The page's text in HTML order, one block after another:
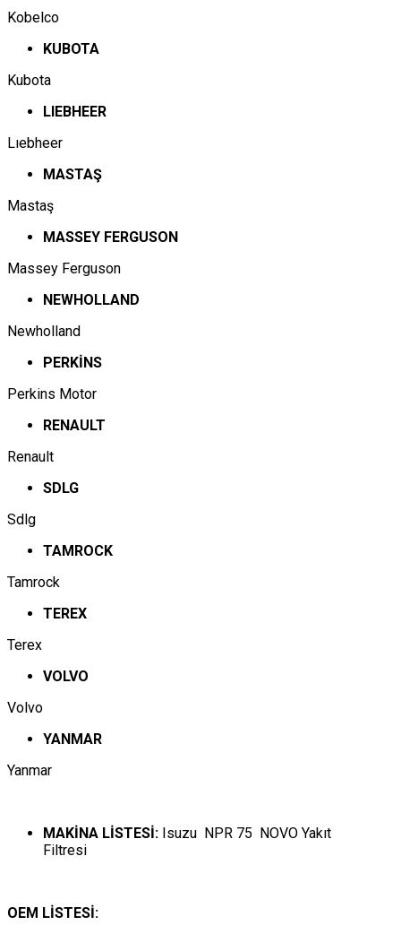
Kobelco
KUBOTA
Kubota
LIEBHEER
Lıebheer
MASTAŞ
Mastaş
MASSEY FERGUSON
Massey Ferguson
NEWHOLLAND
Newholland
PERKİNS
Perkins Motor
RENAULT
Renault
SDLG
Sdlg
TAMROCK
Tamrock
TEREX
Terex
VOLVO
Volvo
YANMAR
Yanmar
MAKİNA LİSTESİ: Isuzu NPR 75 NOVO Yakıt
Filtresi
OEM LİSTESİ: